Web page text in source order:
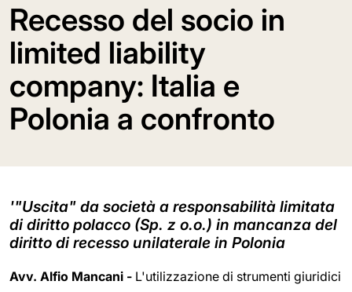
Recesso del socio in
limited liability
company: Italia e
Polonia a confronto
'"Uscita" da società a responsabilità limitata
di diritto polacco (Sp. z o.o.) in mancanza del
diritto di recesso unilaterale in Polonia
Avv. Alfio Mancani - L'utilizzazione di strumenti giuridici